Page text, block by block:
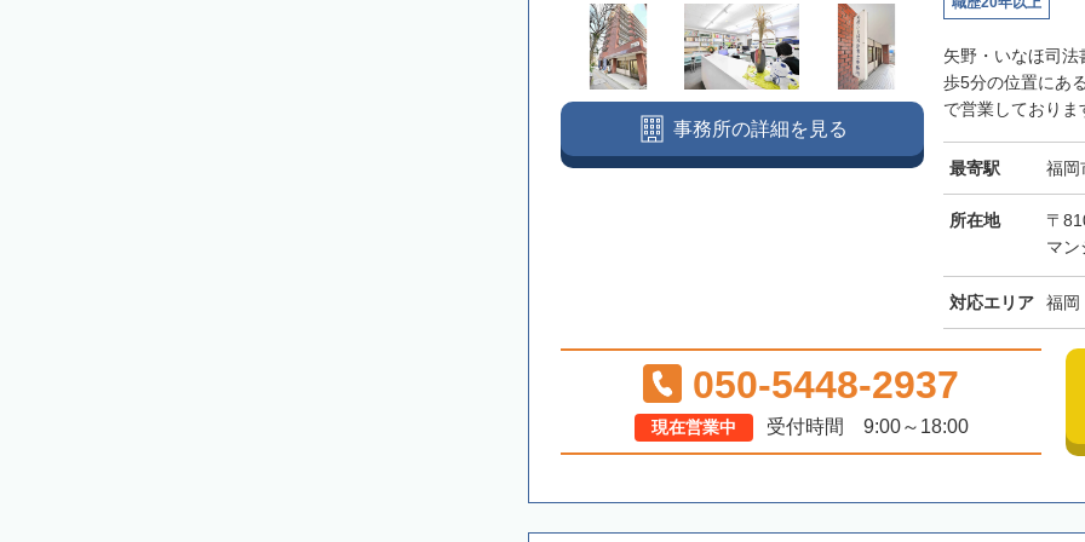
矢野・いなほ司
歩5分の位置にあ
で営業しており
最寄駅 福岡
所在地
〒
マン
対応エリア 福岡
事務所の詳細を見る
050-5448-2937
現在営業中 受付時間 9:00～18:00